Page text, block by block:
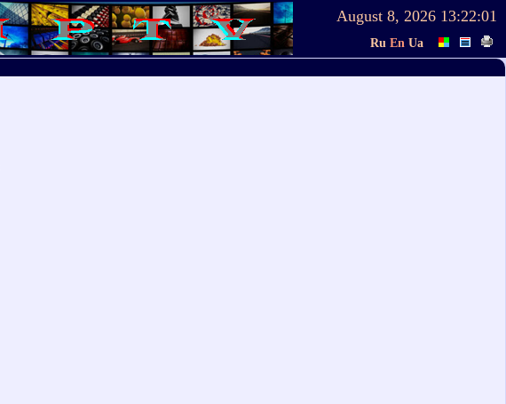
August 8, 2026 13:22:01
Ru En Ua